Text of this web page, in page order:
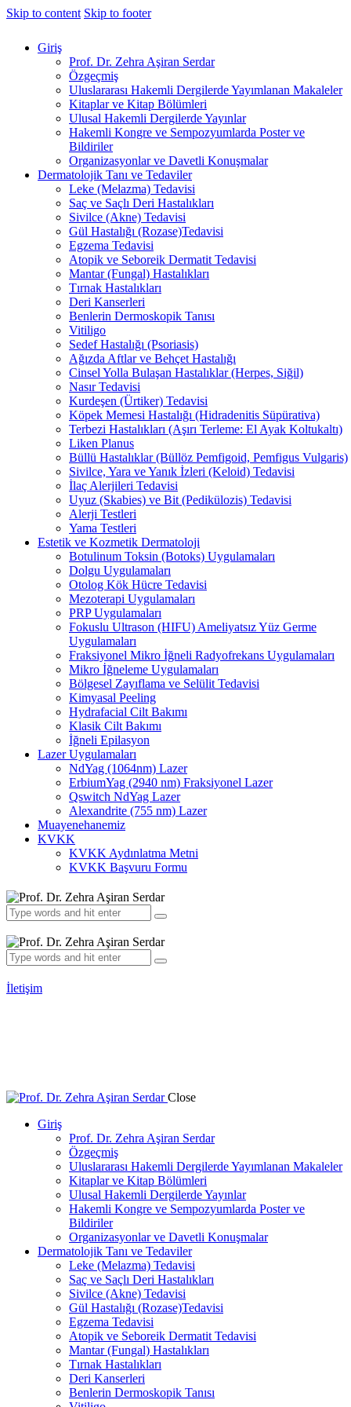
Skip to content Skip to footer
Giriş
Prof. Dr. Zehra Aşiran Serdar
Özgeçmiş
Uluslararası Hakemli Dergilerde Yayımlanan Makaleler
Kitaplar ve Kitap Bölümleri
Ulusal Hakemli Dergilerde Yayınlar
Hakemli Kongre ve Sempozyumlarda Poster ve
Bildiriler
Organizasyonlar ve Davetli Konuşmalar
Dermatolojik Tanı ve Tedaviler
Leke (Melazma) Tedavisi
Saç ve Saçlı Deri Hastalıkları
Sivilce (Akne) Tedavisi
Gül Hastalığı (Rozase)Tedavisi
Egzema Tedavisi
Atopik ve Seboreik Dermatit Tedavisi
Mantar (Fungal) Hastalıkları
Tırnak Hastalıkları
Deri Kanserleri
Benlerin Dermoskopik Tanısı
Vitiligo
Sedef Hastalığı (Psoriasis)
Ağızda Aftlar ve Behçet Hastalığı
Cinsel Yolla Bulaşan Hastalıklar (Herpes, Siğil)
Nasır Tedavisi
Kurdeşen (Ürtiker) Tedavisi
Köpek Memesi Hastalığı (Hidradenitis Süpürativa)
Terbezi Hastalıkları (Aşırı Terleme: El Ayak Koltukaltı)
Liken Planus
Büllü Hastalıklar (Büllöz Pemfigoid, Pemfigus Vulgaris)
Sivilce, Yara ve Yanık İzleri (Keloid) Tedavisi
İlaç Alerjileri Tedavisi
Uyuz (Skabies) ve Bit (Pedikülozis) Tedavisi
Alerji Testleri
Yama Testleri
Estetik ve Kozmetik Dermatoloji
Botulinum Toksin (Botoks) Uygulamaları
Dolgu Uygulamaları
Otolog Kök Hücre Tedavisi
Mezoterapi Uygulamaları
PRP Uygulamaları
Fokuslu Ultrason (HIFU) Ameliyatsız Yüz Germe
Uygulamaları
Fraksiyonel Mikro İğneli Radyofrekans Uygulamaları
Mikro İğneleme Uygulamaları
Bölgesel Zayıflama ve Selülit Tedavisi
Kimyasal Peeling
Hydrafacial Cilt Bakımı
Klasik Cilt Bakımı
İğneli Epilasyon
Lazer Uygulamaları
NdYag (1064nm) Lazer
ErbiumYag (2940 nm) Fraksiyonel Lazer
Qswitch NdYag Lazer
Alexandrite (755 nm) Lazer
Muayenehanemiz
KVKK
KVKK Aydınlatma Metni
KVKK Başvuru Formu
İletişim
Close
Giriş
Prof. Dr. Zehra Aşiran Serdar
Özgeçmiş
Uluslararası Hakemli Dergilerde Yayımlanan Makaleler
Kitaplar ve Kitap Bölümleri
Ulusal Hakemli Dergilerde Yayınlar
Hakemli Kongre ve Sempozyumlarda Poster ve
Bildiriler
Organizasyonlar ve Davetli Konuşmalar
Dermatolojik Tanı ve Tedaviler
Leke (Melazma) Tedavisi
Saç ve Saçlı Deri Hastalıkları
Sivilce (Akne) Tedavisi
Gül Hastalığı (Rozase)Tedavisi
Egzema Tedavisi
Atopik ve Seboreik Dermatit Tedavisi
Mantar (Fungal) Hastalıkları
Tırnak Hastalıkları
Deri Kanserleri
Benlerin Dermoskopik Tanısı